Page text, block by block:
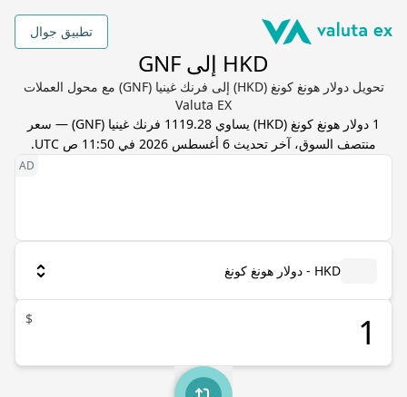
تطبيق جوال
HKD إلى GNF
تحويل دولار هونغ كونغ (HKD) إلى فرنك غينيا (GNF) مع محول العملات
Valuta EX
1 دولار هونغ كونغ (
HKD) يساوي 1119.28 فرنك غينيا (
GNF) — سعر
منتصف السوق، آخر تحديث 6 أغسطس 2026 في 11:50 ص UTC .
HKD - دولار هونغ كونغ
$